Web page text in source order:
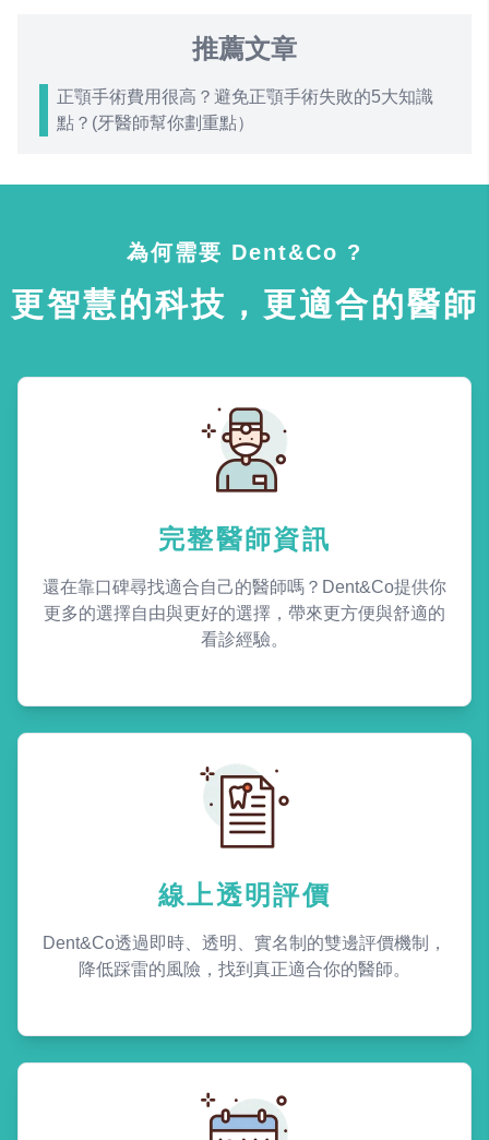
推薦文章
正顎手術費用很高？避免正顎手術失敗的5大知識
點？(牙醫師幫你劃重點）
為何需要 Dent&Co ?
更智慧的科技，更適合的醫師
完整醫師資訊
還在靠口碑尋找適合自己的醫師嗎？Dent&Co提供你
更多的選擇自由與更好的選擇，帶來更方便與舒適的
看診經驗。
線上透明評價
Dent&Co透過即時、透明、實名制的雙邊評價機制，
降低踩雷的風險，找到真正適合你的醫師。